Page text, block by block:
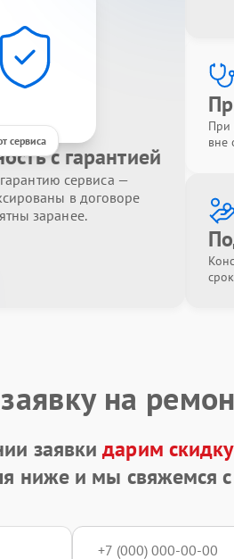
сервиса
с гарантией
сервиса —
в договоре
заранее.
При
вне
на
заявкидарим
ниже и мы свяжемся